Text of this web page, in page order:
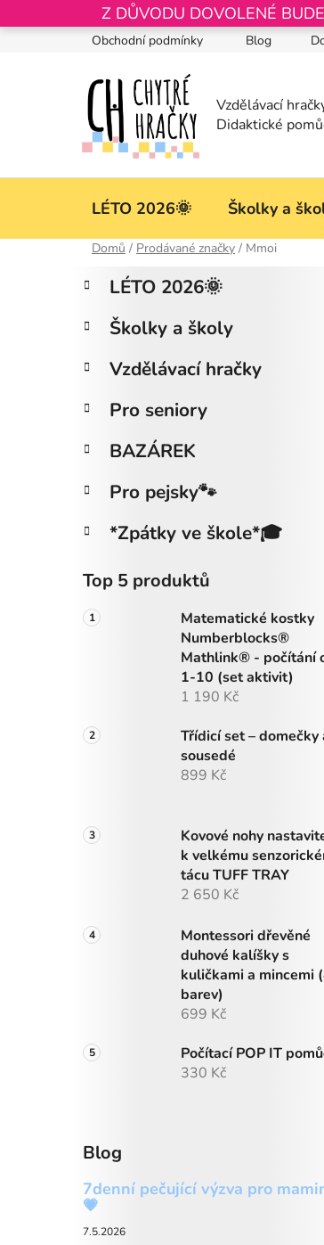
na
Z DŮVODU DOVOLENÉ
Obchodní podmínky Blog
LÉTO 2026🌞 Školky a
Domů / Prodávané značky / Mmoi
P
s
r
n
n
í
p
n
l
Přeskočit
kategorie
K
a
e
o
i
LÉTO 2026🌞
Školky a školy
Vzdělávací hračky
Pro seniory
BAZÁREK
Pro pejsky🐾
*Zpátky ve škole*🎓
Top 5 produktů
Matematické kostky
Numberblocks®
Mathlink® - počítání
1-10 (set aktivit)
1 190 Kč
Třídicí set – domečky
sousedé
899 Kč
Kovové nohy
k velkému
tácu TUFF TRAY
2 650 Kč
Montessori dřevěné
duhové kalíšky s
kuličkami a mincemi
barev)
699 Kč
Počítací POP IT
330 Kč
Blog
7denní pečující výzva pro
💗
7.5.2026